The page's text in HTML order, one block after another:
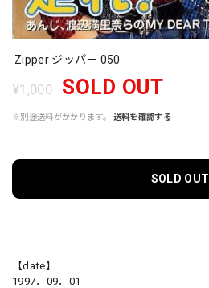
Zipper ジッパー 050
¥1,000 SOLD OUT
※別途送料がかかります。 送料を確認する
SOLD OUT
【date】
1997．09．01